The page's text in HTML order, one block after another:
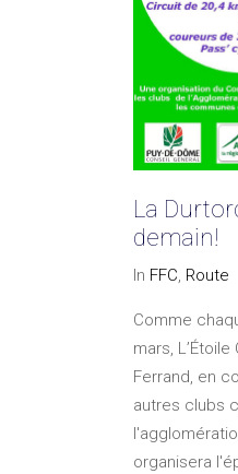
La
demain!
In FFC, Route
Comme
mars,
Ferrand, en
autres clubs
organisera